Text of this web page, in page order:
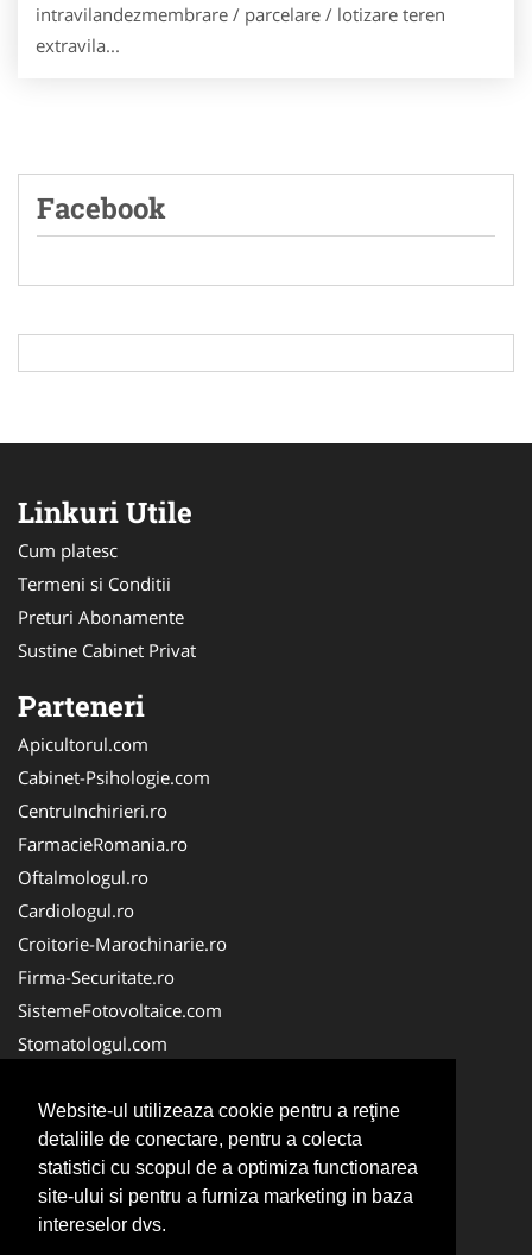
Website-ul utilizeaza cookie pentru a reţine
detaliile de conectare, pentru a colecta
statistici cu scopul de a optimiza functionarea
site-ului si pentru a furniza marketing in baza
intereselor dvs.
intravilandezmembrare / parcelare / lotizare teren
extravila...
Facebook
Linkuri Utile
Cum platesc
Termeni si Conditii
Preturi Abonamente
Sustine Cabinet Privat
Parteneri
Apicultorul.com
Cabinet-Psihologie.com
CentruInchirieri.ro
FarmacieRomania.ro
Oftalmologul.ro
Cardiologul.ro
Croitorie-Marochinarie.ro
Firma-Securitate.ro
SistemeFotovoltaice.com
Stomatologul.com
Birouri-Cadastru.ro
Cabinet-Individual.ro
CramaVinuri.ro
InstalatiiSolare.com